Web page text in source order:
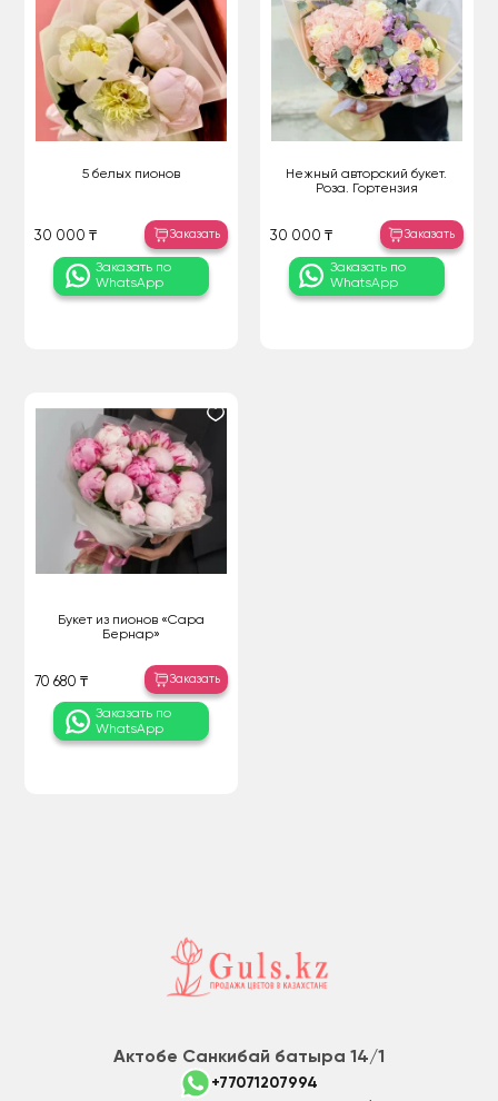
5 белых пионов
30 000 ₸ Заказать
Заказать по
WhatsApp
Нежный авторский букет.
Роза. Гортензия
30 000 ₸ Заказать
Заказать по
WhatsApp
Букет из пионов «Сара
Бернар»
70 680 ₸ Заказать
Заказать по
WhatsApp
Актобе Санкибай батыра 14/1
+77071207994